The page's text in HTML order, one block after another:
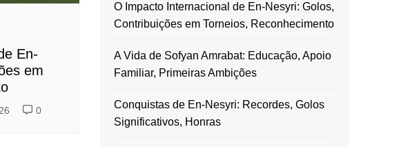
En-
em
0
O Impacto Internacional de En-Nesyri: Golos,
Contribuições em Torneios, Reconhecimento
A Vida de Sofyan Amrabat: Educação, Apoio
Familiar, Primeiras Ambições
Conquistas de En-Nesyri: Recordes, Golos
Significativos, Honras